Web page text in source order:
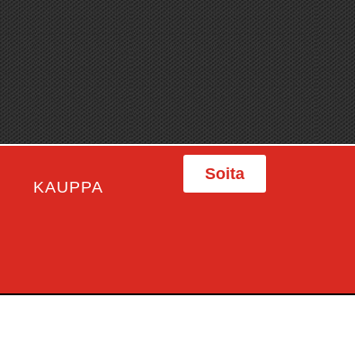
KAUPPA
Soita